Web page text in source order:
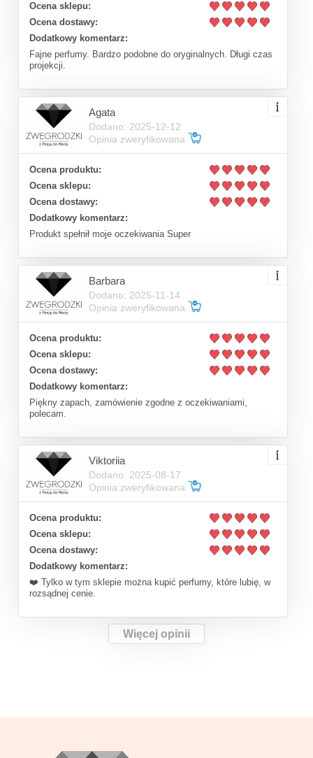
Ocena sklepu:
Ocena dostawy:
Dodatkowy komentarz:
Fajne perfumy. Bardzo podobne do oryginalnych. Długi czas
projekcji.
Agata
Dodano: 2025-12-12
Opinia zweryfikowana
Ocena produktu:
Ocena sklepu:
Ocena dostawy:
Dodatkowy komentarz:
Produkt spełnił moje oczekiwania Super
Barbara
Dodano: 2025-11-14
Opinia zweryfikowana
Ocena produktu:
Ocena sklepu:
Ocena dostawy:
Dodatkowy komentarz:
Piękny zapach, zamówienie zgodne z oczekiwaniami,
polecam.
Viktoriia
Dodano: 2025-08-17
Opinia zweryfikowana
Ocena produktu:
Ocena sklepu:
Ocena dostawy:
Dodatkowy komentarz:
❤️ Tylko w tym sklepie można kupić perfumy, które lubię, w
rozsądnej cenie.
Więcej opinii